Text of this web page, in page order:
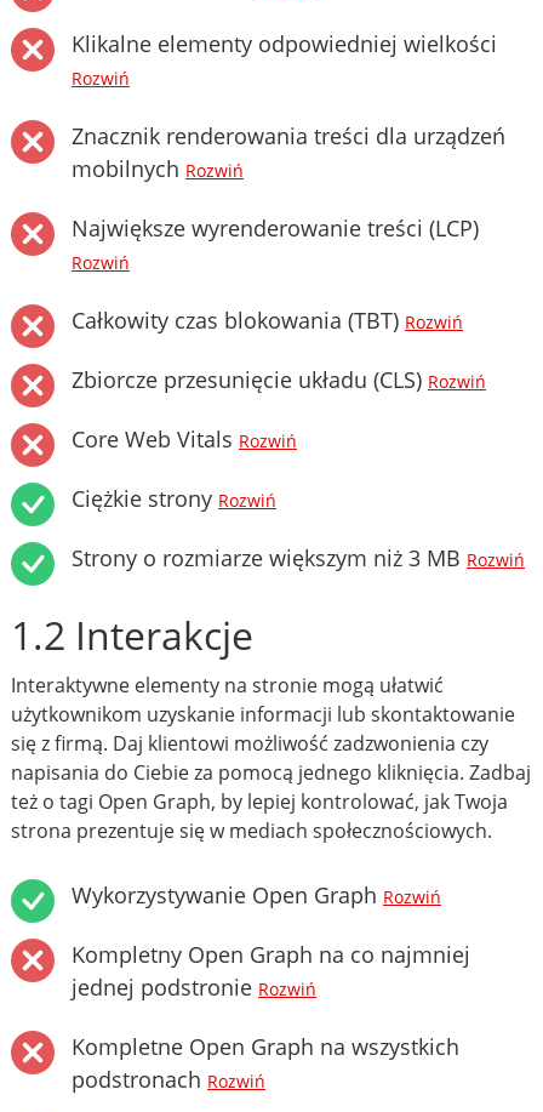
Klikalne elementy odpowiedniej wielkości
Rozwiń
Znacznik renderowania treści dla urządzeń
mobilnych Rozwiń
Największe wyrenderowanie treści (LCP)
Rozwiń
Całkowity czas blokowania (TBT) Rozwiń
Zbiorcze przesunięcie układu (CLS) Rozwiń
Core Web Vitals Rozwiń
Ciężkie strony Rozwiń
Strony o rozmiarze większym niż 3 MB Rozwiń
1.2 Interakcje
Interaktywne elementy na stronie mogą ułatwić
użytkownikom uzyskanie informacji lub skontaktowanie
się z firmą. Daj klientowi możliwość zadzwonienia czy
napisania do Ciebie za pomocą jednego kliknięcia. Zadbaj
też o tagi Open Graph, by lepiej kontrolować, jak Twoja
strona prezentuje się w mediach społecznościowych.
Wykorzystywanie Open Graph Rozwiń
Kompletny Open Graph na co najmniej
jednej podstronie Rozwiń
Kompletne Open Graph na wszystkich
podstronach Rozwiń